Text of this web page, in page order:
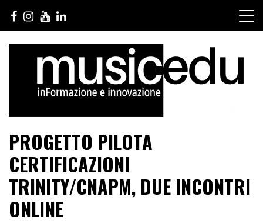
contenuto
PROGETTO PILOTA
CERTIFICAZIONI
TRINITY/CNAPM, DUE INCONTRI
ONLINE